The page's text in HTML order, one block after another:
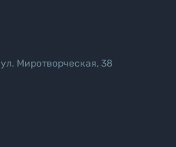
Миротворческая, 38